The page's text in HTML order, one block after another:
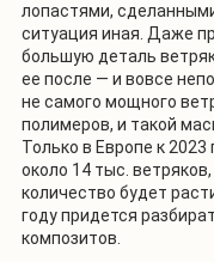
лопастями,
ситуация иная. Даже
большую деталь
ее после — и вовсе
не самого мощного
полимеров, и такой
Только в Европе к
около 14 тыс.
количество будет
году придется
композитов.